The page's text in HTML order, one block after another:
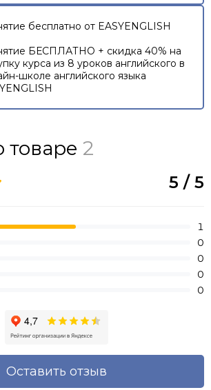
бесплатно от EASYENGLISH
БЕСПЛАТНО + скидка 40% на
курса из 8 уроков английского в
школе английского языка
2
5 / 5
1
0
0
0
0
Оставить отзыв